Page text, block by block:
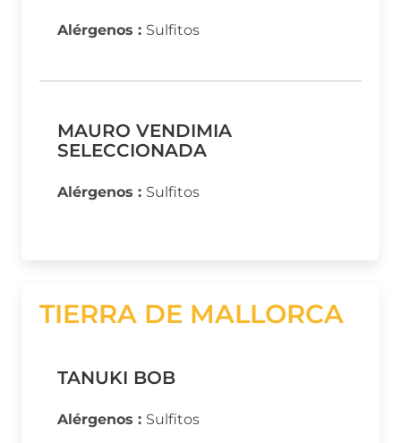
Alérgenos : Sulfitos
MAURO VENDIMIA
SELECCIONADA
Alérgenos : Sulfitos
TIERRA DE MALLORCA
TANUKI BOB
Alérgenos : Sulfitos